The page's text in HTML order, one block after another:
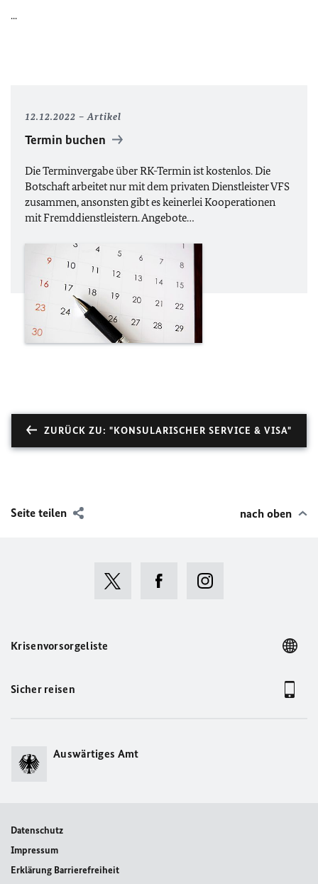
...
12.12.2022 Artikel
Termin buchen
Die Terminvergabe über RK-Termin ist kostenlos. Die
Botschaft arbeitet nur mit dem privaten Dienstleister VFS
zusammen, ansonsten gibt es keinerlei Kooperationen
mit Fremddienstleistern. Angebote…
ZURÜCK ZU: "KONSULARISCHER SERVICE & VISA"
Seite teilen nach oben
Krisenvorsorgeliste
Sicher reisen
Auswärtiges Amt
Datenschutz
Impressum
Erklärung Barrierefreiheit